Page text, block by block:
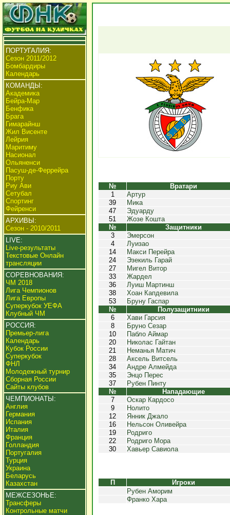
ПОРТУГАЛИЯ:
Сезон 2011/2012
Бомбардиры
Календарь
КОМАНДЫ:
Академика
Бейра-Мар
Бенфика
Брага
Гимарайнш
Жил Висенте
Лейрия
Маритиму
Насионал
Ольяненси
Пасуш-де-Феррейра
Порту
Риу Ави
Сетубал
Спортинг
Фейренси
АРХИВЫ:
Сезон - 2010/2011
LIVE:
Live-результаты
Текстовые Онлайн
трансляции
СОРЕВНОВАНИЯ:
ЧМ 2018
Лига Чемпионов
Лига Европы
Суперкубок УЕФА
Клубный ЧМ
РОССИЯ:
Премьер-лига
Календарь
Кубок России
Суперкубок
ФНЛ
Молодежный турнир
Сборная России
Сайты клубов
ЧЕМПИОНАТЫ:
Англия
Германия
Испания
Италия
Франция
Голландия
Португалия
Турция
Украина
Беларусь
Казахстан
МЕЖСЕЗОНЬЕ:
Трансферы
Контрольные матчи
№
Вратари
1
Артур
39
Мика
47
Эдуарду
51
Жозе Кошта
№
Защитники
3
Эмерсон
4
Луизао
14
Макси Перейра
24
Эзекиль Гарай
27
Мигел Витор
33
Жардел
36
Луиш Мартинш
38
Хоан Капдевила
53
Бруну Гаспар
№
Полузащитники
6
Хави Гарсия
8
Бруно Сезар
10
Пабло Аймар
20
Николас Гайтан
21
Неманья Матич
28
Аксель Витсель
34
Андре Алмейда
35
Энцо Перес
37
Рубен Пинту
№
Нападающие
7
Оскар Кардосо
9
Нолито
12
Янник Джало
16
Нельсон Оливейра
19
Родриго
22
Родриго Мора
30
Хавьер Савиола
П
Игроки
Рубен Аморим
Франко Хара